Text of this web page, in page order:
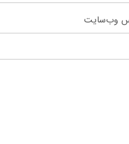
وب‌سایت